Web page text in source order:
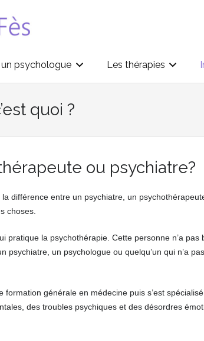
psychologue Les thérapies
quoi ?
ou psychiatre?
différence entre un psychiatre, un
choses.
pratique la psychothérapie. Cette personne n’a pas
psychiatre, un psychologue ou quelqu’un qui n’a
formation générale en médecine puis s’est
des troubles psychiques et des désordres